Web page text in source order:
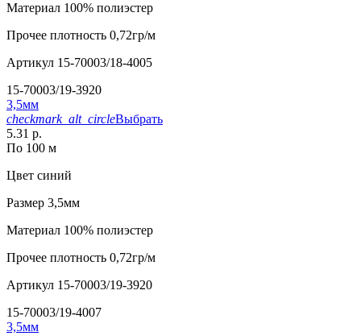
Материал 100% полиэстер
Прочее плотность 0,72гр/м
Артикул 15-70003/18-4005
15-70003/19-3920
3,5мм
checkmark_alt_circleВыбрать
5.31 р.
По 100 м
Цвет синий
Размер 3,5мм
Материал 100% полиэстер
Прочее плотность 0,72гр/м
Артикул 15-70003/19-3920
15-70003/19-4007
3,5мм